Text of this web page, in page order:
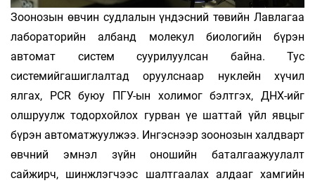
Зоонозын өвчин судлалын үндэсний төвийн Лавлагаа
лабораторийн албанд молекул биологийн бүрэн
автомат систем суурилуулсан байна. Тус
системийгашиглалтад оруулснаар нуклейн хүчил
ялгах, PCR буюу ПГУ-ын холимог бэлтгэх, ДНХ-ийг
олшруулж тодорхойлох гурван үе шаттай үйл явцыг
бүрэн автоматжуулжээ. Ингэснээр зоонозын халдварт
өвчний эмнэл зүйн оношийн баталгаажуулалт
сайжирч, шинжлэгчээс шалтгаалах алдааг хамгийн